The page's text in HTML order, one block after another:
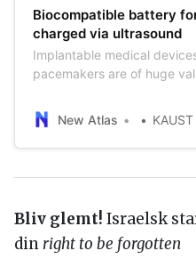
Biocompatible battery
charged via ultrasound
Implantable medical
pacemakers are of huge
or repeated invasive
batteries. Scientists in
potential solution to this
New Atlas KAUST
Bliv glemt! Israelsk
din right to be forgotten